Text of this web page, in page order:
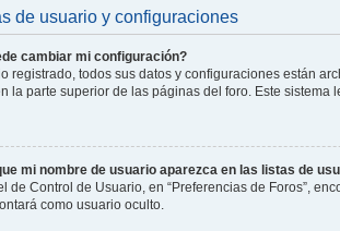
de usuario y configuraciones
cambiar mi configuración?
registrado, todos sus datos y configuraciones están
la parte superior de las páginas del foro. Este sistema
mi nombre de usuario aparezca en las listas de
de Control de Usuario, en “Preferencias de Foros”,
como usuario oculto.